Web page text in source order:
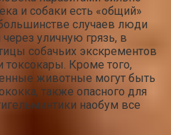
и собаки есть «общий»
случаев люди
уличную грязь, в
собачьих экскрементов
токсокары. Кроме того,
животные могут быть
также опасного для
наобум все